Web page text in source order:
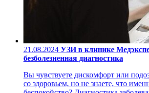
21.08.2024 УЗИ в клинике
безболезненная диагностика
Вы чувствуете дискомфорт или
со здоровьем, но не знаете, что